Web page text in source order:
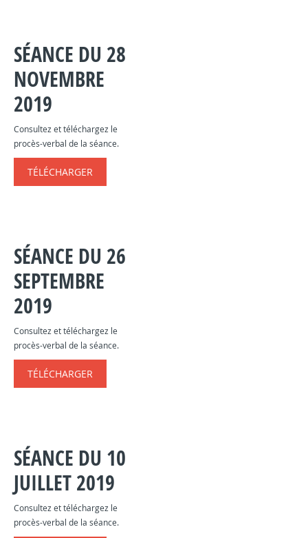
SÉANCE DU 28
NOVEMBRE
2019
Consultez et téléchargez le
procès-verbal de la séance.
TÉLÉCHARGER
SÉANCE DU 26
SEPTEMBRE
2019
Consultez et téléchargez le
procès-verbal de la séance.
TÉLÉCHARGER
SÉANCE DU 10
JUILLET 2019
Consultez et téléchargez le
procès-verbal de la séance.